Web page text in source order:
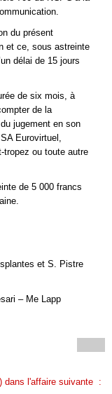
du présent
et ce, sous astreinte
délai de 15 jours
de six mois, à
de la
jugement en son
Eurovirtuel,
tropez ou toute autre
de 5 000 francs
et S. Pistre
– Me Lapp
dans l'affaire suivante :